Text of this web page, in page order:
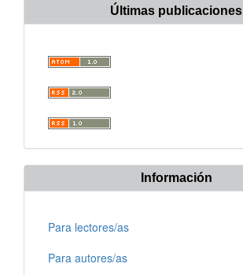
Últimas publicaciones
Información
Para lectores/as
Para autores/as